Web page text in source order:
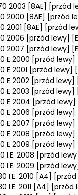
2003 [8AE] [przód
2000 [8AE] [przód
2001 [8AE] [przód
2006 [przód lewy]
2007 [przód lewy]
E 2000 [przód
E 2001 [przód lewy]
E 2002 [przód
E 2003 [przód
E 2004 [przód
E 2006 [przód
E 2007 [przód
E 2008 [przód
E 2009 [przód
I.E. 2008 [przód
I.E. 2009 [przód
I.E. 2010 [A4]
I.E. 2011 [A4] [przód